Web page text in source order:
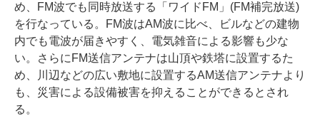
め、FM波でも同時放送する「ワイドFM」(FM補完放送)
を行なっている。FM波はAM波に比べ、ビルなどの建物
内でも電波が届きやすく、電気雑音による影響も少な
い。さらにFM送信アンテナは山頂や鉄塔に設置するた
め、川辺などの広い敷地に設置するAM送信アンテナより
も、災害による設備被害を抑えることができるとされ
る。